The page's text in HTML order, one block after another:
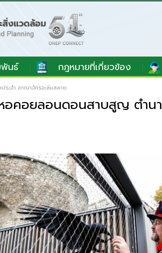
พันธ์ กฎหมายที่เกี่ยวข้อง
ะจำ อาณาจักรจะล่มสลาย
คอยลอนดอนสาบสูญ ตำนา